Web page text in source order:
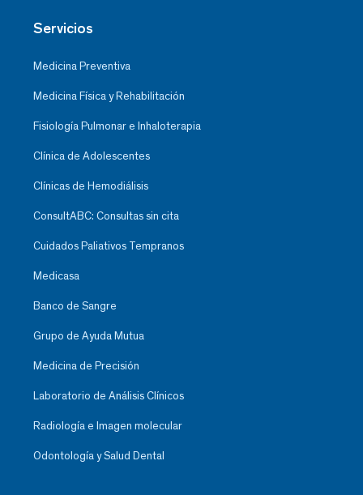
Servicios
Medicina Preventiva
Medicina Física y Rehabilitación
Fisiología Pulmonar e Inhaloterapia
Clínica de Adolescentes
Clínicas de Hemodiálisis
ConsultABC: Consultas sin cita
Cuidados Paliativos Tempranos
Medicasa
Banco de Sangre
Grupo de Ayuda Mutua
Medicina de Precisión
Laboratorio de Análisis Clínicos
Radiología e Imagen molecular
Odontología y Salud Dental